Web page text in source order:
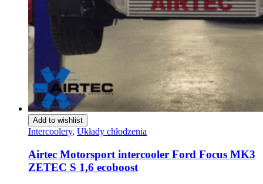
Add to wishlist
Intercoolery, Układy chłodzenia
Airtec Motorsport intercooler Ford Focus MK3
ZETEC S 1,6 ecoboost